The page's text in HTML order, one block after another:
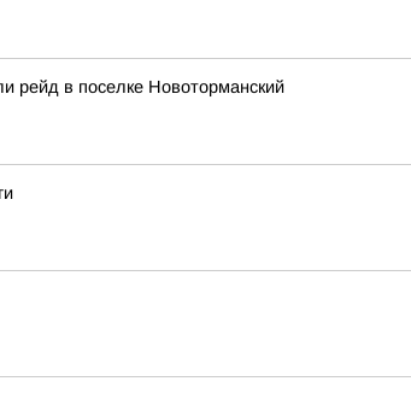
рейд в поселке Новоторманский